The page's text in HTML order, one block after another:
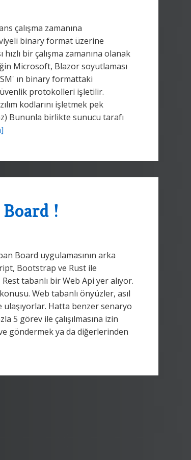
çalışma zamanına
binary format üzerine
bir çalışma zamanına olanak
Microsoft, Blazor soyutlaması
ın binary formattaki
güvenlik protokolleri işletilir.
kodlarını işletmek pek
Bununla birlikte sunucu tarafı
!
Board uygulamasının arka
Bootstrap ve Rust ile
tabanlı bir Web Api yer alıyor.
Web tabanlı önyüzler, asıl
Hatta benzer senaryo
5 görev ile çalışılmasına izin
göndermek ya da diğerlerinden